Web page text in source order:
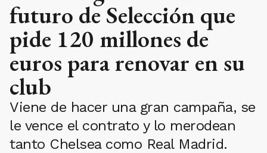
futuro de Selección que
pide 120 millones de
euros para renovar en su
club
Viene de hacer una gran campaña, se
le vence el contrato y lo merodean
tanto Chelsea como Real Madrid.